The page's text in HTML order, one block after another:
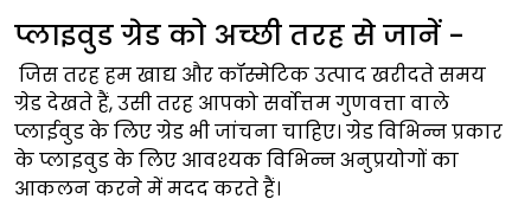
प्लाइवुड ग्रेड को अच्छी तरह से जानें -
जिस तरह हम खाद्य और कॉस्मेटिक उत्पाद खरीदते समय
ग्रेड देखते हैं, उसी तरह आपको सर्वोत्तम गुणवत्ता वाले
प्लाईवुड के लिए ग्रेड भी जांचना चाहिए। ग्रेड विभिन्न प्रकार
के प्लाइवुड के लिए आवश्यक विभिन्न अनुप्रयोगों का
आकलन करने में मदद करते हैं।